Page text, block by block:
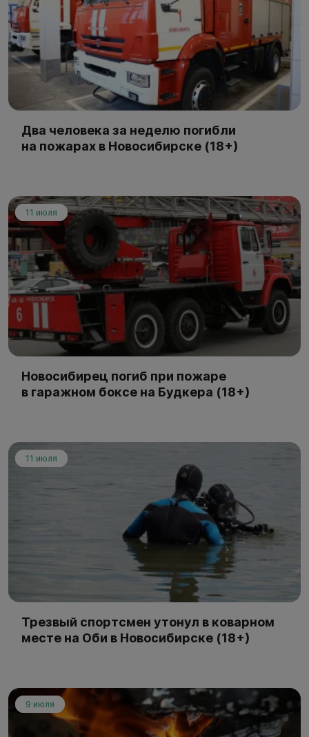
Два человека за неделю погибли
на пожарах в Новосибирске (18+)
11 июля
Новосибирец погиб при пожаре
в гаражном боксе на Будкера (18+)
11 июля
Трезвый спортсмен утонул в коварном
месте на Оби в Новосибирске (18+)
9 июля